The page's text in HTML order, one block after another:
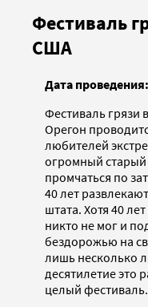
Фестиваль
США
Дата проведения:
Фестиваль грязи
Орегон
любителей
огромный
промчаться по
40 лет
штата. Хотя 40
никто не мог и
бездорожью на
лишь несколько
десятилетие это
целый фестиваль.